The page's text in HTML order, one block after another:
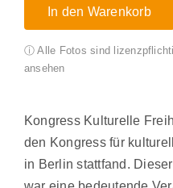
In den Warenkorb
ⓘ Alle Fotos sind
ansehen
Kongress Kulturelle
den Kongress für
in Berlin stattfand.